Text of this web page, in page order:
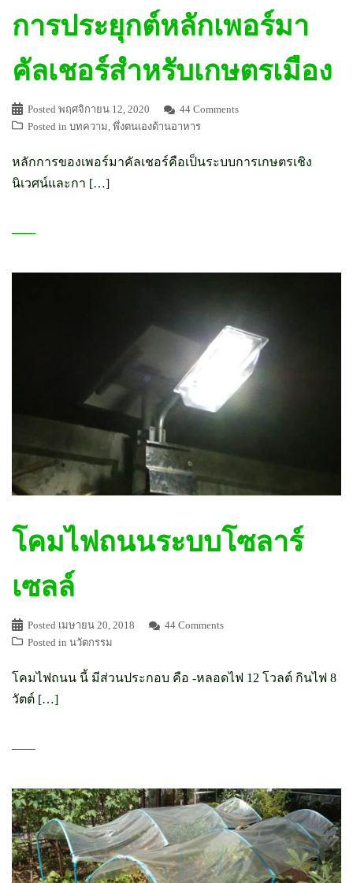
การประยุกต์หลักเพอร์มา
คัลเชอร์สำหรับเกษตรเมือง
Posted พฤศจิกายน 12, 2020
44 Comments
Posted in บทความ, พึ่งตนเองด้านอาหาร
หลักการของเพอร์มาคัลเชอร์คือเป็นระบบการเกษตรเชิง
นิเวศน์และกา […]
โคมไฟถนนระบบโซลาร์
เซลล์
Posted เมษายน 20, 2018
44 Comments
Posted in นวัตกรรม
โคมไฟถนน นี้ มีส่วนประกอบ คือ -หลอดไฟ 12 โวลต์ กินไฟ 8
วัตต์ […]